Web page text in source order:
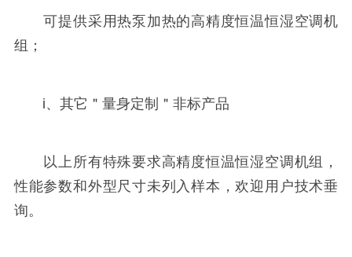
可提供采用热泵加热的高精度恒温恒湿空调机
组；
i、其它＂量身定制＂非标产品
以上所有特殊要求高精度恒温恒湿空调机组，
性能参数和外型尺寸未列入样本，欢迎用户技术垂
询。